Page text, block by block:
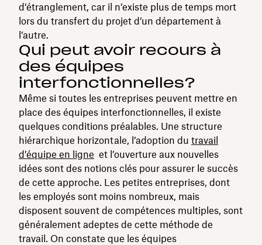
d’étranglement, car il n’existe plus de temps mort
lors du transfert du projet d’un département à
l’autre.
Qui peut avoir recours à
des équipes
interfonctionnelles?
Même si toutes les entreprises peuvent mettre en
place des équipes interfonctionnelles, il existe
quelques conditions préalables. Une structure
hiérarchique horizontale, l’adoption du travail
d’équipe en ligne et l’ouverture aux nouvelles
idées sont des notions clés pour assurer le succès
de cette approche. Les petites entreprises, dont
les employés sont moins nombreux, mais
disposent souvent de compétences multiples, sont
généralement adeptes de cette méthode de
travail. On constate que les équipes